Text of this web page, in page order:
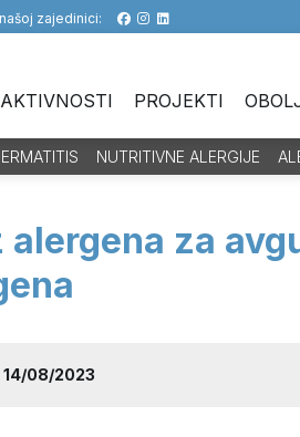
zajedinici:
AKTIVNOSTI PROJEKTI
NUTRITIVNE ALERGIJE
za
14/08/2023